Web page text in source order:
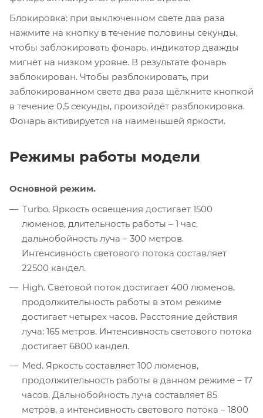
Блокировка: при выключенном свете два раза
нажмите на кнопку в течение половины секунды,
чтобы заблокировать фонарь, индикатор дважды
мигнёт на низком уровне. В результате фонарь
заблокирован. Чтобы разблокировать, при
заблокированном свете два раза щёлкните кнопкой
в течение 0,5 секунды, произойдёт разблокировка.
Фонарь активируется на наименьшей яркости.
Режимы работы модели
Основной режим.
Turbo. Яркость освещения достигает 1500
люменов, длительность работы – 1 час,
дальнобойность луча – 300 метров.
Интенсивность светового потока составляет
22500 кандел.
High. Световой поток достигает 400 люменов,
продолжительность работы в этом режиме
достигает четырех часов. Расстояние действия
луча: 165 метров. Интенсивность светового потока
достигает 6800 кандел.
Med. Яркость составляет 100 люменов,
продолжительность работы в данном режиме – 17
часов. Дальнобойность луча составляет 85
метров, а интенсивность светового потока – 1800